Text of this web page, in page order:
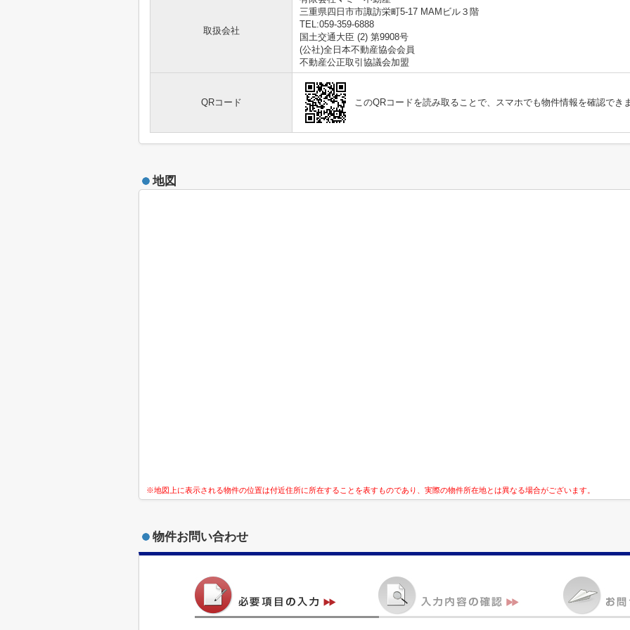
取扱会社
三重県四日市市諏訪栄町5-17 MAMビル３階
TEL:059-359-6888
国土交通大臣 (2) 第9908号
(公社)全日本不動産協会会員
不動産公正取引協議会加盟
QRコード このQRコードを読み取ることで、スマホでも物件情報を確認でき
地図
※地図上に表示される物件の位置は付近住所に所在することを表すものであり、実際の物件所在地とは異なる場合がございます。
物件お問い合わせ